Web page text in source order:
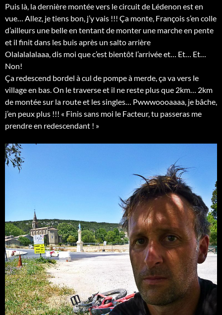
Puis là, la dernière montée vers le circuit de Lédenon est en
vue… Allez, je tiens bon, j’y vais !!! Ça monte, François s’en colle
d’ailleurs une belle en tentant de monter une marche en pente
et il finit dans les buis après un salto arrière
Olalalalalaaa, dis moi que c’est bientôt l’arrivée et… Et… Et…
Non!
Ça redescend bordel à cul de pompe à merde, ça va vers le
village en bas. On le traverse et il ne reste plus que 2km… 2km
de montée sur la route et les singles… Pwwwoooaaaa, je bâche,
j’en peux plus !!! « Finis sans moi le Facteur, tu passeras me
prendre en redescendant ! »